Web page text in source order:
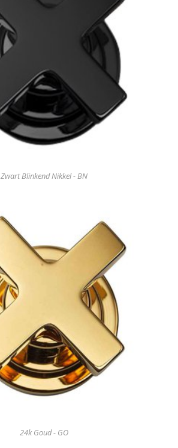
Zwart Blinkend Nikkel - BN
24k Goud - GO